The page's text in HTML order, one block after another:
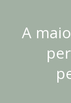
A